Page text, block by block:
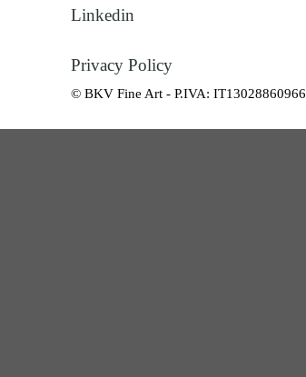
Linkedin
Privacy Policy
© BKV Fine Art - P.IVA: IT13028860966